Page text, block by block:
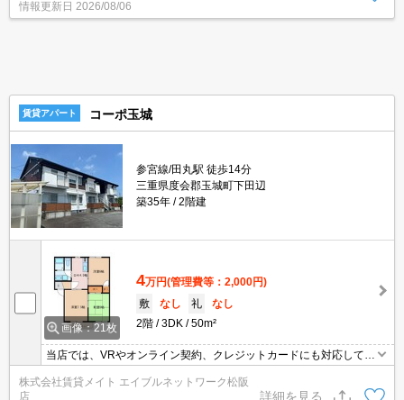
情報更新日 2026/08/06
賃貸アパート コーポ玉城
参宮線/田丸駅 徒歩14分
三重県度会郡玉城町下田辺
築35年
2階建
画像：21枚
4万円(管理費等：2,000円)
敷
なし 礼
なし
2階
3DK 50m²
当店では、VRやオンライン契約、クレジットカードにも対応してお
りWEBのみでの契約も可能ですのでお気軽にお問い合わせ下さい！
株式会社賃貸メイト エイブルネットワーク松阪
店
詳細を見る